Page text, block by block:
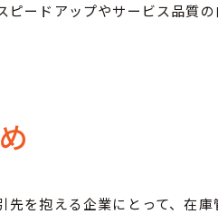
ピードアップやサービス品質の
先を抱える企業にとって、在